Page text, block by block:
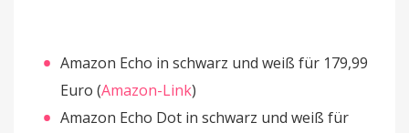
Amazon Echo in schwarz und weiß für 179,99
Euro (Amazon-Link)
Amazon Echo Dot in schwarz und weiß für